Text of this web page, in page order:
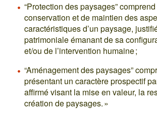
“Protection des paysages”
conservation et de maintien des
caractéristiques d’un paysage,
patrimoniale émanant de sa
et/ou de l’intervention humaine ;
“Aménagement des paysages”
présentant un caractère prospectif
affirmé visant la mise en valeur, la
création de paysages. »